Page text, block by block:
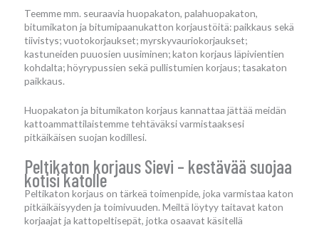
Teemme mm. seuraavia huopakaton, palahuopakaton,
bitumikaton ja bitumipaanukatton korjaustöitä: paikkaus sekä
tiivistys; vuotokorjaukset; myrskyvauriokorjaukset;
kastuneiden puuosien uusiminen; katon korjaus läpivientien
kohdalta; höyrypussien sekä pullistumien korjaus; tasakaton
paikkaus.
Huopakaton ja bitumikaton korjaus kannattaa jättää meidän
kattoammattilaistemme tehtäväksi varmistaaksesi
pitkäikäisen suojan kodillesi.
Peltikaton korjaus Sievi – kestävää suojaa
kotisi katolle
Peltikaton korjaus on tärkeä toimenpide, joka varmistaa katon
pitkäikäisyyden ja toimivuuden. Meiltä löytyy taitavat katon
korjaajat ja kattopeltisepät, jotka osaavat käsitellä